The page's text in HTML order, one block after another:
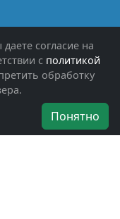
их семьям
согласие на
с политикой
обработку
Понятно